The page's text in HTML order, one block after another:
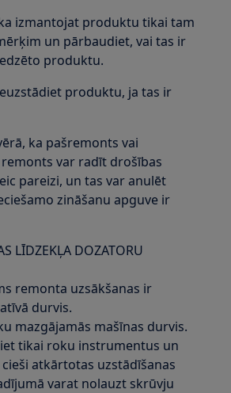
izmantojat produktu tikai tam
un pārbaudiet, vai tas ir
produktu.
produktu, ja tas ir
ka pašremonts vai
var radīt drošības
pareizi, un tas var anulēt
zināšanu apguve ir
LĪDZEKĻA DOZATORU
remonta uzsākšanas ir
durvis.
mazgājamās mašīnas durvis.
tikai roku instrumentus un
atkārtotas uzstādīšanas
varat nolauzt skrūvju